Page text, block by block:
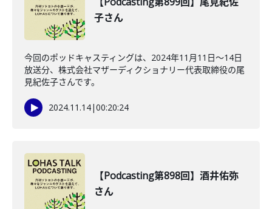
子さん
今回のポッドキャスティングは、2024年11月11日～14日
放送分、株式会社マザーディクショナリー代表取締役の尾
見紀佐子さんです。
2024.11.14|00:20:24
【Podcasting第898回】酒井佑弥
さん